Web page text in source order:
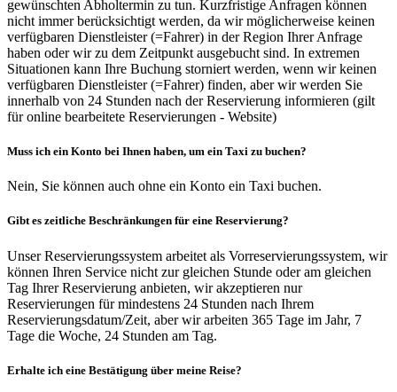
gewünschten Abholtermin zu tun. Kurzfristige Anfragen können
nicht immer berücksichtigt werden, da wir möglicherweise keinen
verfügbaren Dienstleister (=Fahrer) in der Region Ihrer Anfrage
haben oder wir zu dem Zeitpunkt ausgebucht sind. In extremen
Situationen kann Ihre Buchung storniert werden, wenn wir keinen
verfügbaren Dienstleister (=Fahrer) finden, aber wir werden Sie
innerhalb von 24 Stunden nach der Reservierung informieren (gilt
für online bearbeitete Reservierungen - Website)
Muss ich ein Konto bei Ihnen haben, um ein Taxi zu buchen?
Nein, Sie können auch ohne ein Konto ein Taxi buchen.
Gibt es zeitliche Beschränkungen für eine Reservierung?
Unser Reservierungssystem arbeitet als Vorreservierungssystem, wir
können Ihren Service nicht zur gleichen Stunde oder am gleichen
Tag Ihrer Reservierung anbieten, wir akzeptieren nur
Reservierungen für mindestens 24 Stunden nach Ihrem
Reservierungsdatum/Zeit, aber wir arbeiten 365 Tage im Jahr, 7
Tage die Woche, 24 Stunden am Tag.
Erhalte ich eine Bestätigung über meine Reise?